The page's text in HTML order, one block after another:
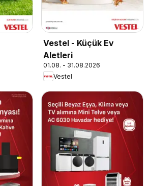
Vestel - Küçük Ev
Aletleri
01.08. - 31.08.2026
Vestel